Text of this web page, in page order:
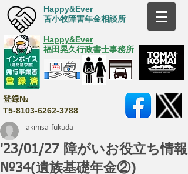
Happy&Ever
苫小牧障害年金相談所
Happy&Ever
福田晃久行政書士事務所
登録№
T5-8103-6262-3788
'23/01/27 障がいお役立ち情報
№34(遺族基礎年金②)
akihisa-fukuda